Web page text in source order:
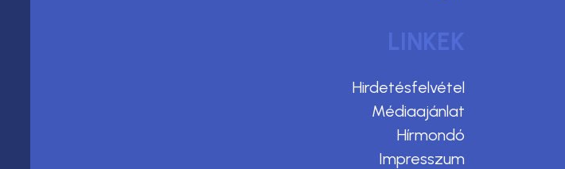
LINKEK
Hirdetésfelvétel
Médiaajánlat
Hírmondó
Impresszum